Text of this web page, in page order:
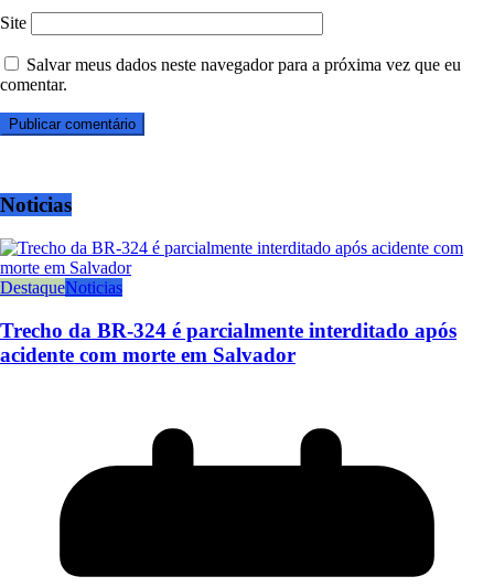
Site
Salvar meus dados neste navegador para a próxima vez que eu
comentar.
Noticias
DestaqueNoticias
Trecho da BR-324 é parcialmente interditado após
acidente com morte em Salvador